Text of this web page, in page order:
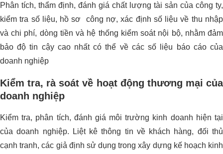
Phân tích, thẩm định, đánh giá chất lượng tài sản của công ty,
kiểm tra số liệu, hồ sơ công nợ, xác định số liệu về thu nhập
và chi phí, dòng tiền và hệ thống kiểm soát nội bộ, nhằm đảm
bảo độ tin cậy cao nhất có thể về các số liệu báo cáo của
doanh nghiệp
Kiểm tra, rà soát về hoạt động thương mại của
doanh nghiệp
Kiểm tra, phân tích, đánh giá môi trường kinh doanh hiện tại
của doanh nghiệp. Liệt kê thông tin về khách hàng, đối thủ
cạnh tranh, các giả định sử dụng trong xây dựng kế hoạch kinh